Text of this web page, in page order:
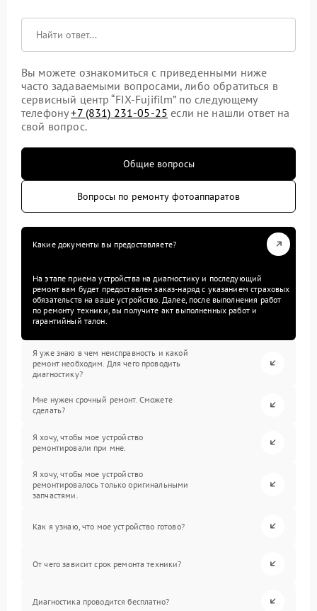
Вы можете ознакомиться с приведенными ниже
часто задаваемыми вопросами, либо обратиться в
сервисный центр “FIX-Fujifilm” по следующему
телефону+7 (831) 231-05-25 если не нашли ответ на
свой вопрос.
Общие вопросы
Вопросы по ремонту фотоаппаратов
Какие документы вы предоставляете?
На этапе приема устройства на диагностику и последующий
ремонт вам будет предоставлен заказ-наряд с указанием страховых
обязательств на ваше устройство. Далее, после выполнения работ
по ремонту техники, вы получите акт выполненных работ и
гарантийный талон.
Я уже знаю в чем неисправность и какой
ремонт необходим. Для чего проводить
диагностику?
Мне нужен срочный ремонт. Сможете
сделать?
Я хочу, чтобы мое устройство
ремонтировали при мне.
Я хочу, чтобы мое устройство
ремонтировалось только оригинальными
запчастями.
Как я узнаю, что мое устройство готово?
От чего зависит срок ремонта техники?
Диагностика проводится бесплатно?